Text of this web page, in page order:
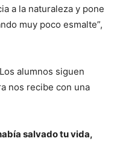
a la naturaleza y pone
muy poco esmalte”,
alumnos siguen
nos recibe con una
salvado tu vida,